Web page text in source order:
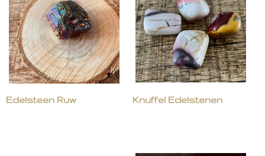
Edelsteen Ruw Knuffel Edelstenen